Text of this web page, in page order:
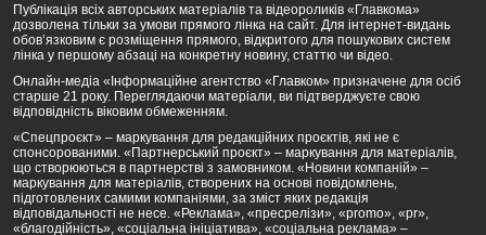
Публікація всіх авторських матеріалів та відеороликів «Главкома»
дозволена тільки за умови прямого лінка на сайт. Для інтернет-видань
обов’язковим є розміщення прямого, відкритого для пошукових систем
лінка у першому абзаці на конкретну новину, статтю чи відео.
Онлайн-медіа «Інформаційне агентство «Главком» призначене для осіб
старше 21 року. Переглядаючи матеріали, ви підтверджуєте свою
відповідність віковим обмеженням.
«Спецпроєкт» – маркування для редакційних проєктів, які не є
спонсорованими. «Партнерський проєкт» – маркування для матеріалів,
що створюються в партнерстві з замовником. «Новини компаній» –
маркування для матеріалів, створених на основі повідомлень,
підготовлених самими компаніями, за зміст яких редакція
відповідальності не несе. «Реклама», «пресрелізи», «promo», «pr»,
«благодійність», «соціальна ініціатива», «соціальна реклама» –